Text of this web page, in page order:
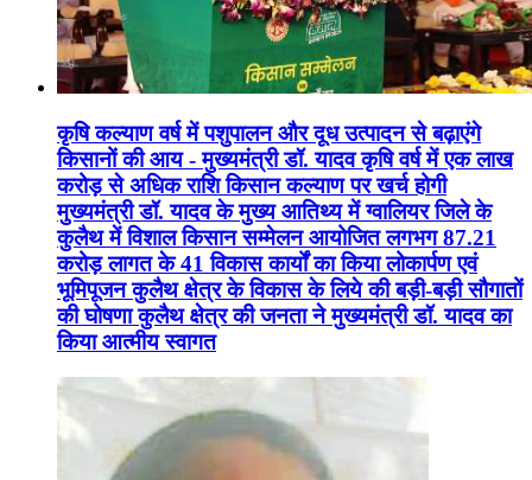
कृषि कल्याण वर्ष में पशुपालन और दूध उत्पादन से बढ़ाएंगे
किसानों की आय - मुख्यमंत्री डॉ. यादव कृषि वर्ष में एक लाख
करोड़ से अधिक राशि किसान कल्याण पर खर्च होगी
मुख्यमंत्री डॉ. यादव के मुख्य आतिथ्य में ग्वालियर जिले के
कुलैथ में विशाल किसान सम्मेलन आयोजित लगभग 87.21
करोड़ लागत के 41 विकास कार्यों का किया लोकार्पण एवं
भूमिपूजन कुलैथ क्षेत्र के विकास के लिये की बड़ी-बड़ी सौगातों
की घोषणा कुलैथ क्षेत्र की जनता ने मुख्यमंत्री डॉ. यादव का
किया आत्मीय स्वागत